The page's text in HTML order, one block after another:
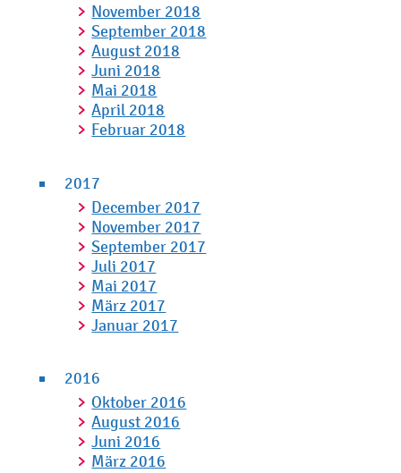
November 2018
September 2018
August 2018
Juni 2018
Mai 2018
April 2018
Februar 2018
2017
December 2017
November 2017
September 2017
Juli 2017
Mai 2017
März 2017
Januar 2017
2016
Oktober 2016
August 2016
Juni 2016
März 2016